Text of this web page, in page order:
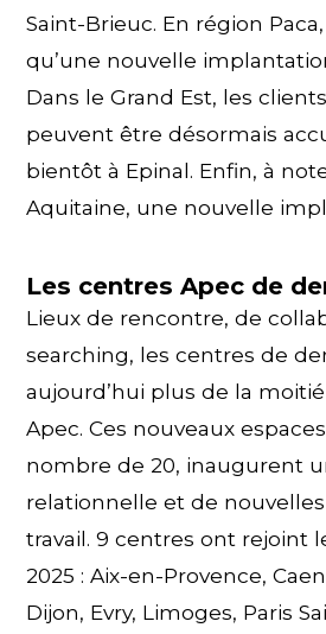
Saint-Brieuc. En région
qu’une nouvelle
Dans le Grand Est, les
peuvent être désormais
bientôt à Epinal. Enfin, à
Aquitaine, une nouvelle
Les centres Apec de
Lieux de rencontre, de
searching, les centres de
aujourd’hui plus de la
Apec. Ces nouveaux
nombre de 20, inaugurent
relationnelle et de
travail. 9 centres ont rejoint
2025 : Aix-en-Provence,
Dijon, Evry, Limoges, Paris